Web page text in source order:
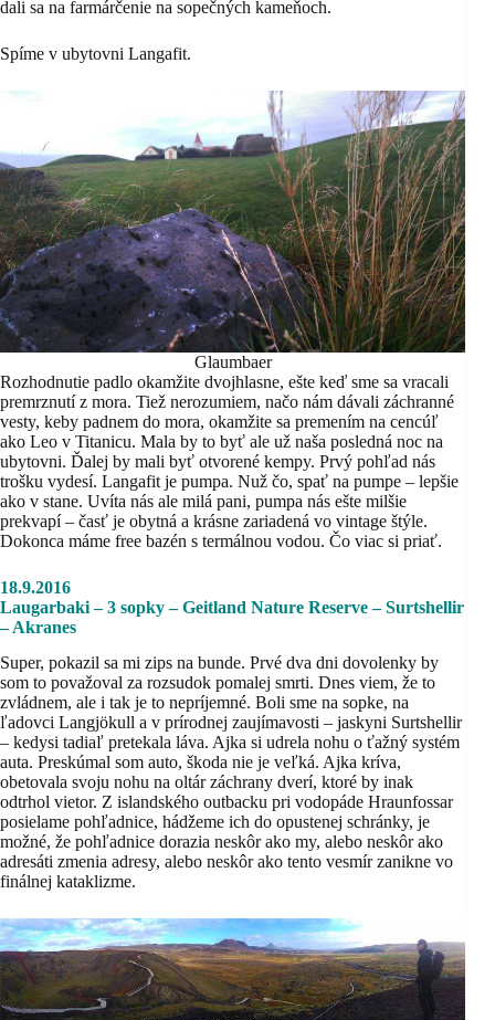
dali sa na farmárčenie na sopečných kameňoch.
Spíme v ubytovni Langafit.
Glaumbaer
Rozhodnutie padlo okamžite dvojhlasne, ešte keď sme sa vracali
premrznutí z mora. Tiež nerozumiem, načo nám dávali záchranné
vesty, keby padnem do mora, okamžite sa premením na cencúľ
ako Leo v Titanicu. Mala by to byť ale už naša posledná noc na
ubytovni. Ďalej by mali byť otvorené kempy. Prvý pohľad nás
trošku vydesí. Langafit je pumpa. Nuž čo, spať na pumpe – lepšie
ako v stane. Uvíta nás ale milá pani, pumpa nás ešte milšie
prekvapí – časť je obytná a krásne zariadená vo vintage štýle.
Dokonca máme free bazén s termálnou vodou. Čo viac si priať.
18.9.2016
Laugarbaki – 3 sopky – Geitland Nature Reserve – Surtshellir
– Akranes
Super, pokazil sa mi zips na bunde. Prvé dva dni dovolenky by
som to považoval za rozsudok pomalej smrti. Dnes viem, že to
zvládnem, ale i tak je to nepríjemné. Boli sme na sopke, na
ľadovci Langjökull a v prírodnej zaujímavosti – jaskyni Surtshellir
– kedysi tadiaľ pretekala láva. Ajka si udrela nohu o ťažný systém
auta. Preskúmal som auto, škoda nie je veľká. Ajka kríva,
obetovala svoju nohu na oltár záchrany dverí, ktoré by inak
odtrhol vietor. Z islandského outbacku pri vodopáde Hraunfossar
posielame pohľadnice, hádžeme ich do opustenej schránky, je
možné, že pohľadnice dorazia neskôr ako my, alebo neskôr ako
adresáti zmenia adresy, alebo neskôr ako tento vesmír zanikne vo
finálnej kataklizme.